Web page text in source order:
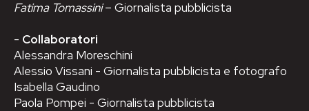
Fatima Tomassini– Giornalista pubblicista
- Collaboratori
Alessandra Moreschini
Alessio Vissani - Giornalista pubblicista e fotografo
Isabella Gaudino
Paola Pompei - Giornalista pubblicista